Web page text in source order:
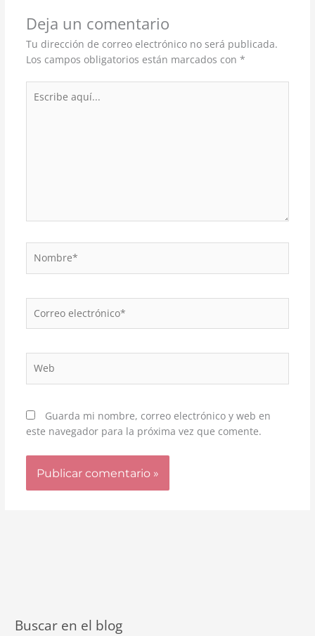
Deja un comentario
Tu dirección de correo electrónico no será publicada.
Los campos obligatorios están marcados con *
aquí...
electrónico*
Guarda mi nombre, correo electrónico y web en
este navegador para la próxima vez que comente.
Buscar en el blog